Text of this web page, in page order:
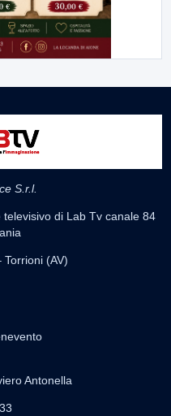
S.r.l.
di Lab Tv canale 84
(AV)
Antonella